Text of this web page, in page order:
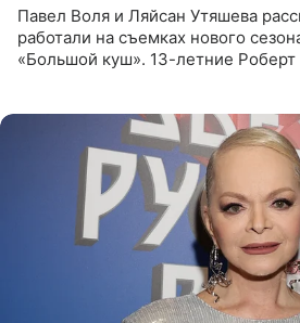
Павел Воля и Ляйсан Утяшева
работали на съемках нового
«Большой куш». 13-летние